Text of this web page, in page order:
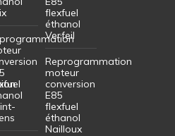
flexfuel
éthanol
Verfeil
Reprogrammation
moteur
conversion
E85
flexfuel
éthanol
Nailloux